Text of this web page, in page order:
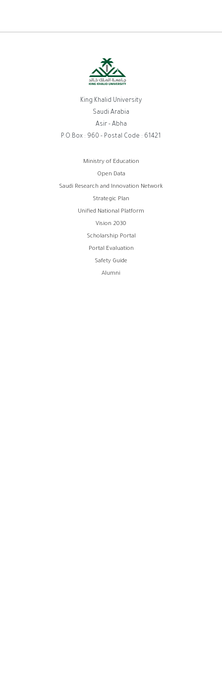
King Khalid University
Saudi Arabia
Asir - Abha
P.O.Box : 960 - Postal Code : 61421
Ministry of Education
Open Data
Saudi Research and Innovation Network
Strategic Plan
Unified National Platform
Vision 2030
Scholarship Portal
Portal Evaluation
Safety Guide
Alumni